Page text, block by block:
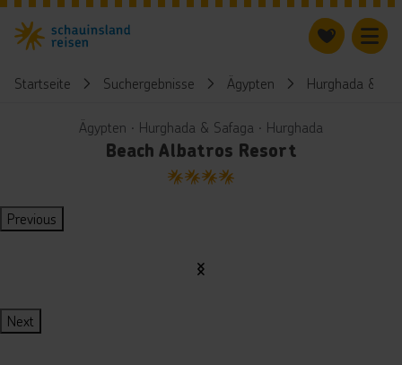
Startseite Suchergebnisse Ägypten Hurghada &
Ägypten ∙ Hurghada & Safaga ∙ Hurghada
Beach Albatros Resort
4
Previous
Next